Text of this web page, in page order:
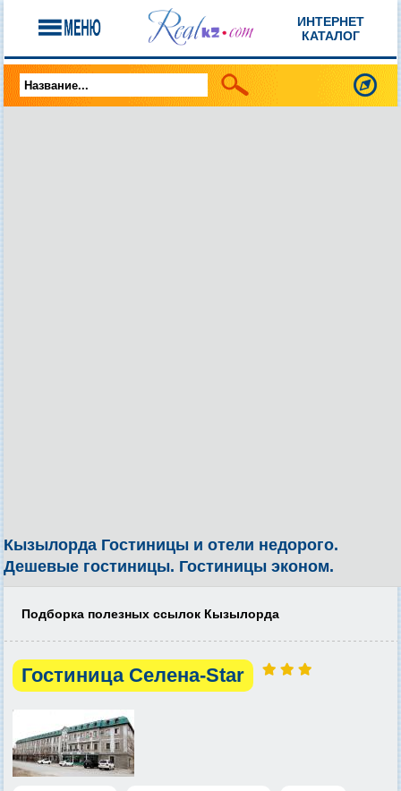
ИНТЕРНЕТ
КАТАЛОГ
Кызылорда Гостиницы и отели недорого.
Дешевые гостиницы. Гостиницы эконом.
Подборка полезных ссылок Кызылорда
Гостиница Селена-Star